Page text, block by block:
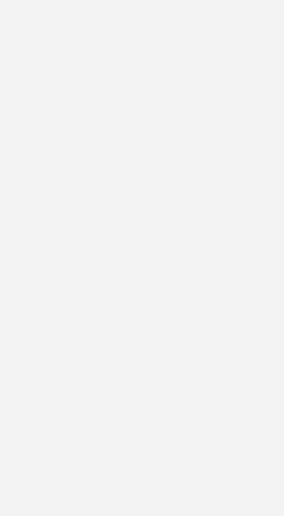
und eine Abmeldung ist
Umgang mit Daten finden Sie